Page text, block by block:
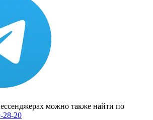
можно также найти по
28-20